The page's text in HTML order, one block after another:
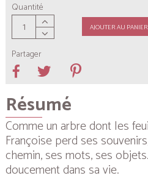
Quantité
AJOUTER AU PANIER
Partager
Résumé
Comme un arbre dont les
Françoise perd ses
chemin, ses mots, ses
doucement dans sa vie.